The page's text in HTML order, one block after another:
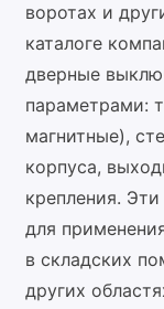
воротах и
каталоге
дверные
параметрами:
магнитные),
корпуса,
крепления.
для
в складских
других